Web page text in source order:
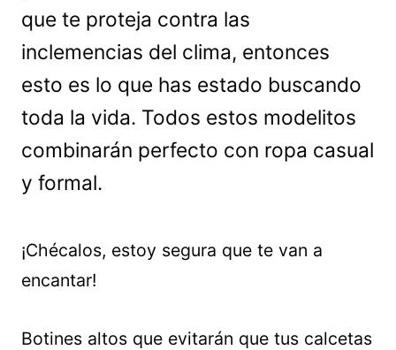
que te proteja contra las
inclemencias del clima, entonces
esto es lo que has estado buscando
toda la vida. Todos estos modelitos
combinarán perfecto con ropa casual
y formal.
¡Chécalos, estoy segura que te van a
encantar!
Botines altos que evitarán que tus calcetas